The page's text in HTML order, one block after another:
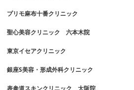
プリモ麻布十番クリニック
聖心美容クリニック 六本木院
東京イセアクリニック
銀座S美容・形成外科クリニック